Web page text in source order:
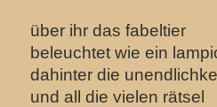
über ihr das fabeltier
beleuchtet wie ein
dahinter die
und all die vielen rätsel